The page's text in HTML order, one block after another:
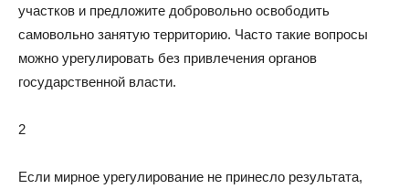
участков и предложите добровольно освободить
самовольно занятую территорию. Часто такие вопросы
можно урегулировать без привлечения органов
государственной власти.
2
Если мирное урегулирование не принесло результата,